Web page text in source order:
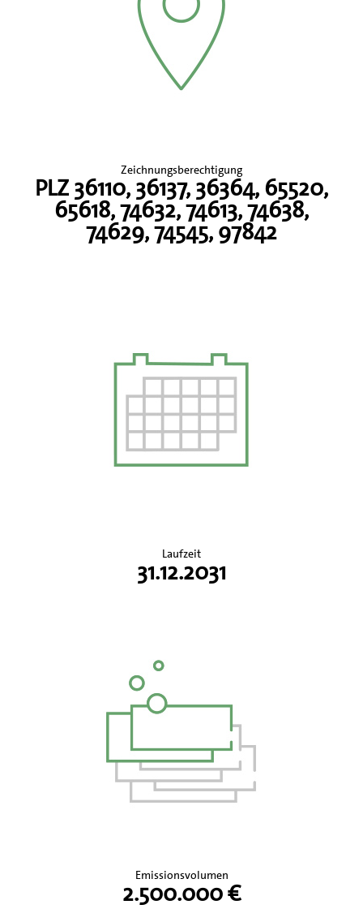
Zeichnungsberechtigung
PLZ 36110, 36137, 36364, 65520,
65618, 74632, 74613, 74638,
74629, 74545, 97842
Laufzeit
31.12.2031
Emissionsvolumen
2.500.000 €